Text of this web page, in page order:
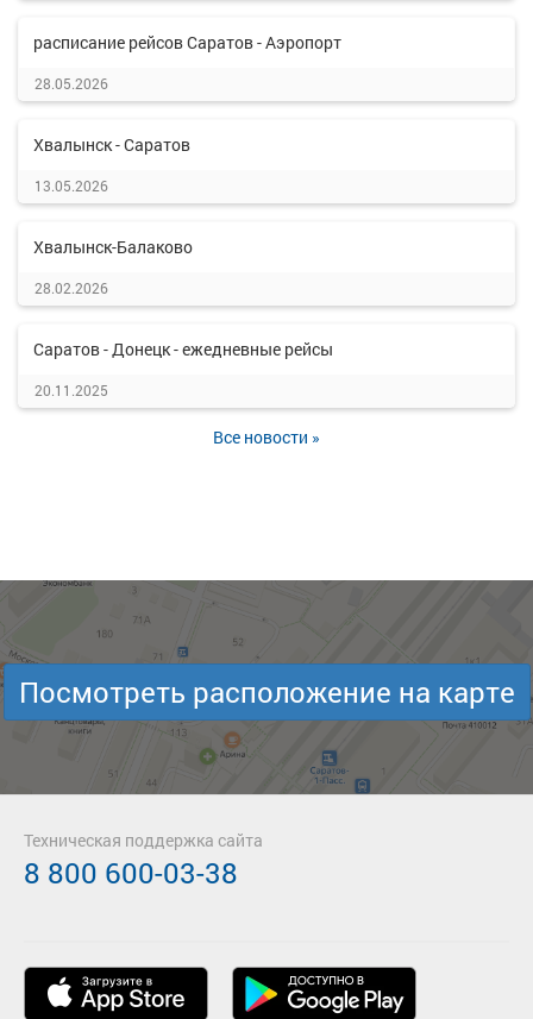
расписание рейсов Саратов - Аэропорт
28.05.2026
Хвалынск - Саратов
13.05.2026
Хвалынск-Балаково
28.02.2026
Саратов - Донецк - ежедневные рейсы
20.11.2025
Все новости »
Посмотреть расположение на карте
Техническая поддержка сайта
8 800 600-03-38